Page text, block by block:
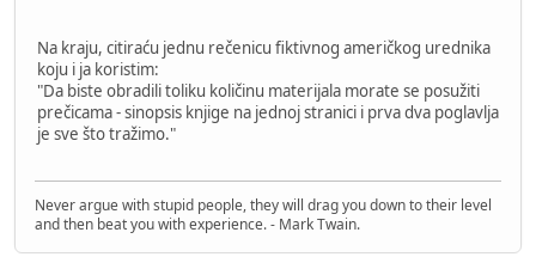
Na kraju, citiraću jednu rečenicu fiktivnog američkog urednika
koju i ja koristim:
"Da biste obradili toliku količinu materijala morate se posužiti
prečicama - sinopsis knjige na jednoj stranici i prva dva poglavlja
je sve što tražimo."
Never argue with stupid people, they will drag you down to their level
and then beat you with experience. - Mark Twain.